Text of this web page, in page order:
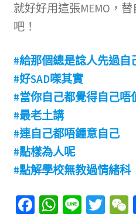
就好好用這張MEMO，
吧！
#給那個總是諗人先過自
#好SAD㗎其實
#當你自己都覺得自己唔
#最老土講
#連自己都唔鍾意自己
#點樣為人呢
#點解學校無教過情緒科
Fa W Li T